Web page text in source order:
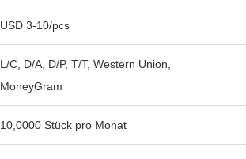
USD 3-10/pcs
L/C, D/A, D/P, T/T, Western Union,
MoneyGram
10,0000 Stück pro Monat